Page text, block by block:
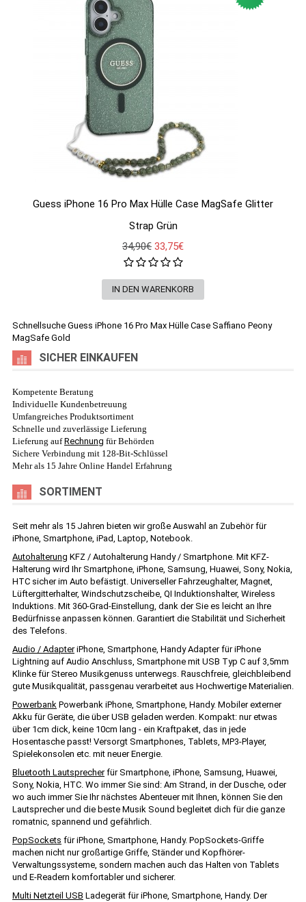
Guess iPhone 16 Pro Max Hülle Case MagSafe Glitter
Strap Grün
34,90€ 33,75€
Schnellsuche Guess iPhone 16 Pro Max Hülle Case Saffiano Peony
MagSafe Gold
SICHER EINKAUFEN
Kompetente Beratung
Individuelle Kundenbetreuung
Umfangreiches Produktsortiment
Schnelle und zuverlässige Lieferung
Lieferung aufRechnung für Behörden
Sichere Verbindung mit 128-Bit-Schlüssel
Mehr als 15 Jahre Online Handel Erfahrung
SORTIMENT
Seit mehr als 15 Jahren bieten wir große Auswahl an Zubehör für
iPhone, Smartphone, iPad, Laptop, Notebook.
Autohalterung KFZ / Autohalterung Handy / Smartphone. Mit KFZ-
Halterung wird Ihr Smartphone, iPhone, Samsung, Huawei, Sony, Nokia,
HTC sicher im Auto befästigt. Universeller Fahrzeughalter, Magnet,
Lüftergitterhalter, Windschutzscheibe, QI Induktionshalter, Wireless
Induktions. Mit 360-Grad-Einstellung, dank der Sie es leicht an Ihre
Bedürfnisse anpassen können. Garantiert die Stabilität und Sicherheit
des Telefons.
Audio / AdapteriPhone, Smartphone, Handy Adapter für iPhone
Lightning auf Audio Anschluss, Smartphone mit USB Typ C auf 3,5mm
Klinke für Stereo Musikgenuss unterwegs. Rauschfreie, gleichbleibend
gute Musikqualität, passgenau verarbeitet aus Hochwertige Materialien.
Powerbank Powerbank iPhone, Smartphone, Handy. Mobiler externer
Akku für Geräte, die über USB geladen werden. Kompakt: nur etwas
über 1cm dick, keine 10cm lang - ein Kraftpaket, das in jede
Hosentasche passt! Versorgt Smartphones, Tablets, MP3-Player,
Spielekonsolen etc. mit neuer Energie.
Bluetooth Lautsprecherfür Smartphone, iPhone, Samsung, Huawei,
Sony, Nokia, HTC. Wo immer Sie sind: Am Strand, in der Dusche, oder
wo auch immer Sie Ihr nächstes Abenteuer mit Ihnen, können Sie den
Lautsprecher und die beste Musik Sound begleitet dich für die ganze
romatnic, spannend und gefährlich.
PopSockets für iPhone, Smartphone, Handy. PopSockets-Griffe
machen nicht nur großartige Griffe, Ständer und Kopfhörer-
Verwaltungssysteme, sondern machen auch das Halten von Tablets
und E-Readern komfortabler und sicherer.
Multi Netzteil USB Ladegerät für iPhone, Smartphone, Handy. Der